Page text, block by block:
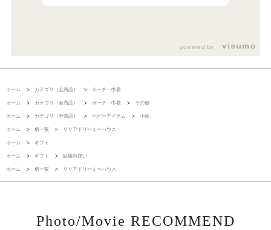
powered by
ホーム > カテゴリ（全商品） > ポーチ・巾着
ホーム > カテゴリ（全商品） > ポーチ・巾着 > その他
ホーム > カテゴリ（全商品） > ベビーアイテム > 小物
ホーム > 柄一覧 > リリアドリーミーハウス
ホーム > ギフト
ホーム > ギフト > 結婚内祝い
ホーム > 柄一覧 > リリアドリーミーハウス
Photo/Movie RECOMMEND